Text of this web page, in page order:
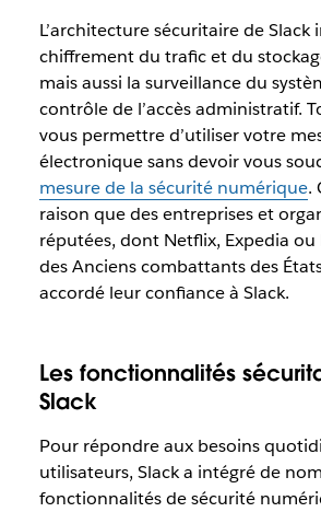
L’architecture sécuritaire de Slack
chiffrement du trafic et du
mais aussi la surveillance du
contrôle de l’accès administratif.
vous permettre d’utiliser votre
électronique sans devoir vous
mesure de la sécurité numérique.
raison que des entreprises et
réputées, dont Netflix, Expedia
des Anciens combattants des
accordé leur confiance à Slack.
Les fonctionnalités
Slack
Pour répondre aux besoins
utilisateurs, Slack a intégré de
fonctionnalités de sécurité